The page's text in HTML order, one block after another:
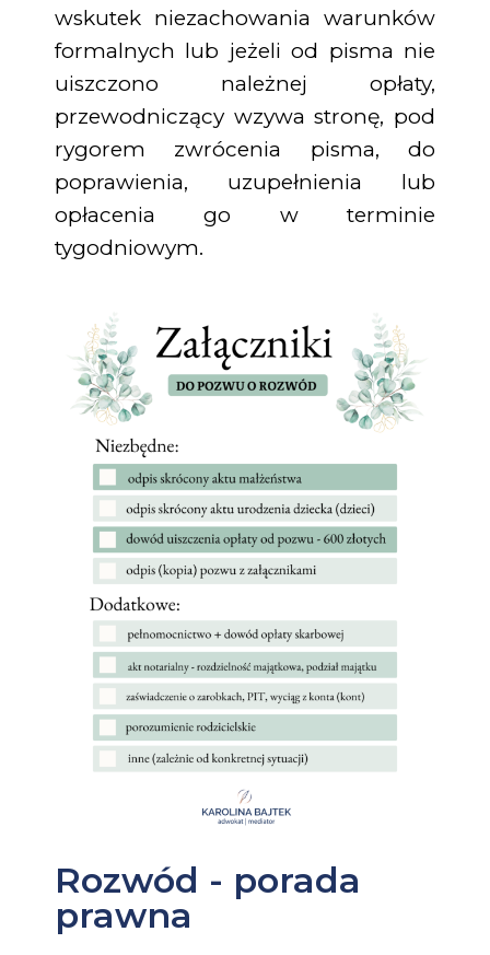
wskutek niezachowania warunków
formalnych lub jeżeli od pisma nie
uiszczono należnej opłaty,
przewodniczący wzywa stronę, pod
rygorem zwrócenia pisma, do
poprawienia, uzupełnienia lub
opłacenia go w terminie
tygodniowym.
Rozwód - porada
prawna